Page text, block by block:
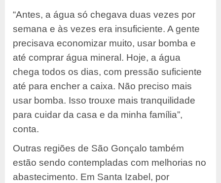
“Antes, a água só chegava duas vezes por
semana e às vezes era insuficiente. A gente
precisava economizar muito, usar bomba e
até comprar água mineral. Hoje, a água
chega todos os dias, com pressão suficiente
até para encher a caixa. Não preciso mais
usar bomba. Isso trouxe mais tranquilidade
para cuidar da casa e da minha família”,
conta.
Outras regiões de São Gonçalo também
estão sendo contempladas com melhorias no
abastecimento. Em Santa Izabel, por